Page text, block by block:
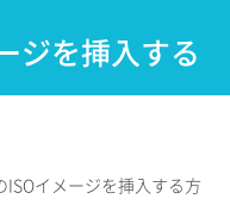
ジを挿入する
イメージを挿入する方